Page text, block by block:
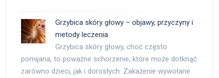
Grzybica skóry głowy – objawy, przyczyny i
metody leczenia
Grzybica skóry głowy, choć często
pomijana, to poważne schorzenie, które może dotknąć
zarówno dzieci, jak i dorosłych. Zakażenie wywołane